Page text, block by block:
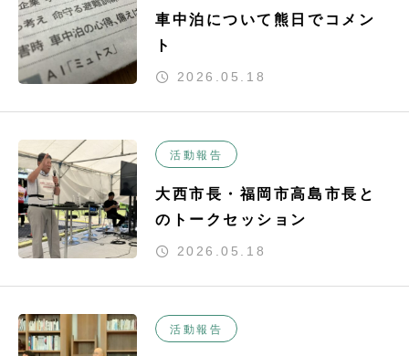
車中泊について熊日でコメン
ト
2026.05.18
活動報告
大西市長・福岡市高島市長と
のトークセッション
2026.05.18
活動報告